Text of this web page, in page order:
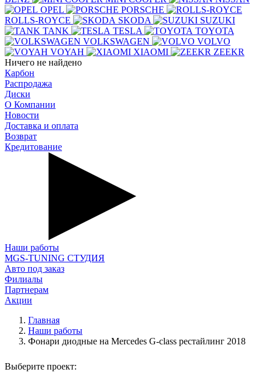
OPEL
PORSCHE
ROLLS-ROYCE
SKODA
SUZUKI
TANK
TESLA
TOYOTA
VOLKSWAGEN
VOLVO
VOYAH
XIAOMI
ZEEKR
Ничего не найдено
Карбон
Распродажа
Диски
О Компании
Новости
Доставка и оплата
Возврат
Кредитование
Наши работы
MGS-TUNING СТУДИЯ
Авто под заказ
Филиалы
Партнерам
Акции
Главная
Наши работы
Фонари диодные на Mercedes G-class рестайлинг 2018
Выберите проект: